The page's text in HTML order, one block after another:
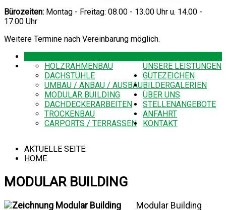
Bürozeiten: Montag - Freitag: 08.00 - 13.00 Uhr u. 14.00 -
17.00 Uhr
Weitere Termine nach Vereinbarung möglich.
UNSERE LEISTUNGEN
HOLZRAHMENBAU
DACHSTÜHLE
UMBAU / ANBAU / AUSBAU
MODULAR BUILDING
DACHDECKERARBEITEN
TROCKENBAU
CARPORTS / TERRASSEN
GÜTEZEICHEN
BILDERGALERIEN
ÜBER UNS
STELLENANGEBOTE
ANFAHRT
KONTAKT
AKTUELLE SEITE:
HOME
MODULAR BUILDING
Modular Building